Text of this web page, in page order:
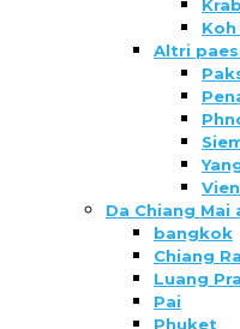
Koh
Altri
Da Chiang Mai
bangkok
Chiang
Luang
Pai
Phuket